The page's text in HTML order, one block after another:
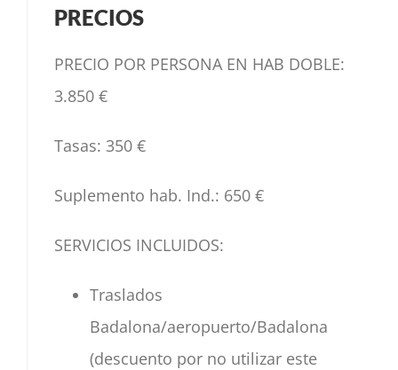
PRECIOS
PRECIO POR PERSONA EN HAB DOBLE:
3.850 €
Tasas: 350 €
Suplemento hab. Ind.: 650 €
SERVICIOS INCLUIDOS:
Traslados
Badalona/aeropuerto/Badalona
(descuento por no utilizar este